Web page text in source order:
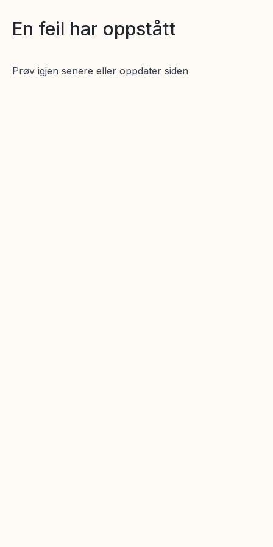
En feil har oppstått
Prøv igjen senere eller oppdater siden